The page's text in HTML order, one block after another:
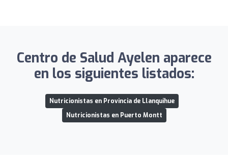
Centro de Salud Ayelen aparece
en los siguientes listados:
Nutricionistas en Provincia de Llanquihue
Nutricionistas en Puerto Montt